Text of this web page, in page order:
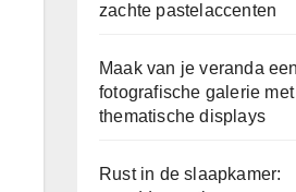
zachte pastelaccenten
Maak van je veranda een
fotografische galerie met
thematische displays
Rust in de slaapkamer: